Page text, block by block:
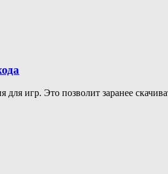
игр. Это позволит заранее